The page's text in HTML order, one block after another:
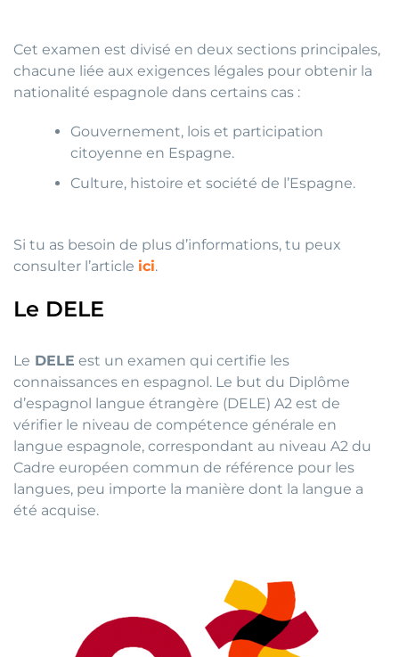
Cet examen est divisé en deux sections principales,
chacune liée aux exigences légales pour obtenir la
nationalité espagnole dans certains cas :
Gouvernement, lois et participation
citoyenne en Espagne.
Culture, histoire et société de l’Espagne.
Si tu as besoin de plus d’informations, tu peux
consulter l’article ici.
Le DELE
Le DELE est un examen qui certifie les
connaissances en espagnol. Le but du Diplôme
d’espagnol langue étrangère (DELE) A2 est de
vérifier le niveau de compétence générale en
langue espagnole, correspondant au niveau A2 du
Cadre européen commun de référence pour les
langues, peu importe la manière dont la langue a
été acquise.